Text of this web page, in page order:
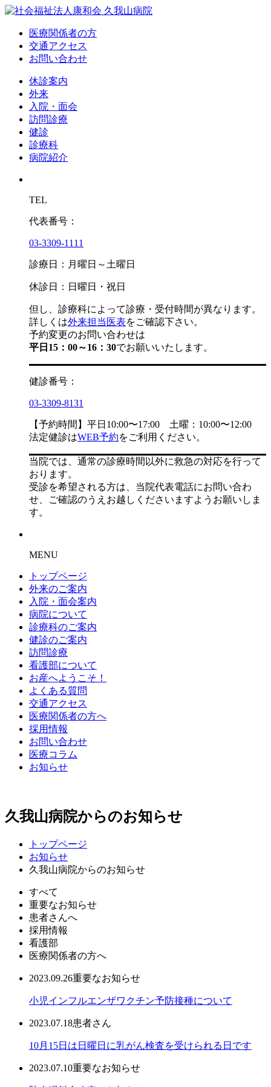
医療関係者の方
交通アクセス
お問い合わせ
休診案内
外来
入院・面会
訪問診療
健診
診療科
病院紹介
TEL
代表番号：
03-3309-1111
診療日：月曜日～土曜日
休診日：日曜日・祝日
但し、診療科によって診療・受付時間が異なります。
詳しくは外来担当医表をご確認下さい。
予約変更のお問い合わせは
平日15：00～16：30でお願いいたします。
健診番号：
03-3309-8131
【予約時間】平日10:00〜17:00 土曜：10:00〜12:00
法定健診はWEB予約をご利用ください。
当院では、通常の診療時間以外に救急の対応を行って
おります。
受診を希望される方は、当院代表電話にお問い合わ
せ、ご確認のうえお越しくださいますようお願いしま
す。
MENU
トップページ
外来のご案内
入院・面会案内
病院について
診療科のご案内
健診のご案内
訪問診療
看護部について
お産へようこそ！
よくある質問
交通アクセス
医療関係者の方へ
採用情報
お問い合わせ
医療コラム
お知らせ
久我山病院からのお知らせ
トップページ
お知らせ
久我山病院からのお知らせ
すべて
重要なお知らせ
患者さんへ
採用情報
看護部
医療関係者の方へ
2023.09.26重要なお知らせ
小児インフルエンザワクチン予防接種について
2023.07.18患者さん
10月15日は日曜日に乳がん検査を受けられる日です
2023.07.10重要なお知らせ